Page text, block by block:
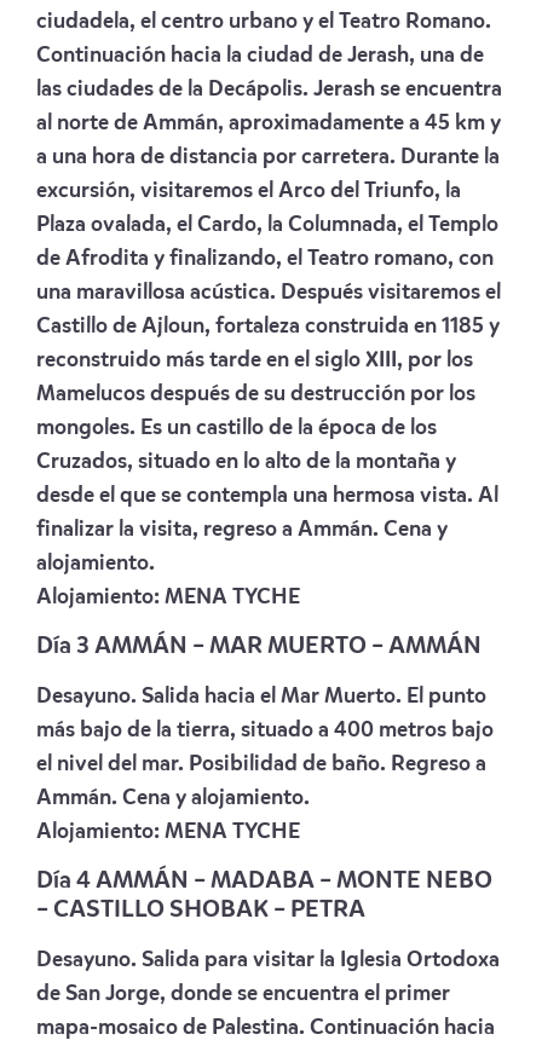
ciudadela, el centro urbano y el Teatro Romano.
Continuación hacia la ciudad de Jerash, una de
las ciudades de la Decápolis. Jerash se encuentra
al norte de Ammán, aproximadamente a 45 km y
a una hora de distancia por carretera. Durante la
excursión, visitaremos el Arco del Triunfo, la
Plaza ovalada, el Cardo, la Columnada, el Templo
de Afrodita y finalizando, el Teatro romano, con
una maravillosa acústica. Después visitaremos el
Castillo de Ajloun, fortaleza construida en 1185 y
reconstruido más tarde en el siglo XIII, por los
Mamelucos después de su destrucción por los
mongoles. Es un castillo de la época de los
Cruzados, situado en lo alto de la montaña y
desde el que se contempla una hermosa vista. Al
finalizar la visita, regreso a Ammán. Cena y
alojamiento.
Alojamiento: MENA TYCHE
Día 3 AMMÁN – MAR MUERTO – AMMÁN
Desayuno. Salida hacia el Mar Muerto. El punto
más bajo de la tierra, situado a 400 metros bajo
el nivel del mar. Posibilidad de baño. Regreso a
Ammán. Cena y alojamiento.
Alojamiento: MENA TYCHE
Día 4 AMMÁN – MADABA – MONTE NEBO
– CASTILLO SHOBAK – PETRA
Desayuno. Salida para visitar la Iglesia Ortodoxa
de San Jorge, donde se encuentra el primer
mapa-mosaico de Palestina. Continuación hacia